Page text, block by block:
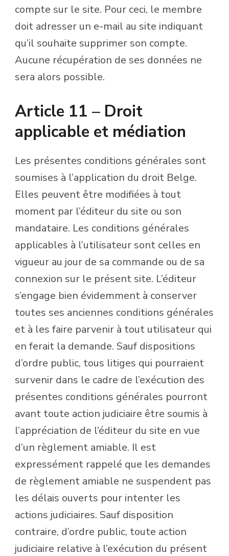
compte sur le site. Pour ceci, le membre
doit adresser un e-mail au site indiquant
qu’il souhaite supprimer son compte.
Aucune récupération de ses données ne
sera alors possible.
Article 11 – Droit
applicable et médiation
Les présentes conditions générales sont
soumises à l’application du droit Belge.
Elles peuvent être modifiées à tout
moment par l’éditeur du site ou son
mandataire. Les conditions générales
applicables à l’utilisateur sont celles en
vigueur au jour de sa commande ou de sa
connexion sur le présent site. L’éditeur
s’engage bien évidemment à conserver
toutes ses anciennes conditions générales
et à les faire parvenir à tout utilisateur qui
en ferait la demande. Sauf dispositions
d’ordre public, tous litiges qui pourraient
survenir dans le cadre de l’exécution des
présentes conditions générales pourront
avant toute action judiciaire être soumis à
l’appréciation de l’éditeur du site en vue
d’un règlement amiable. Il est
expressément rappelé que les demandes
de règlement amiable ne suspendent pas
les délais ouverts pour intenter les
actions judiciaires. Sauf disposition
contraire, d’ordre public, toute action
judiciaire relative à l’exécution du présent